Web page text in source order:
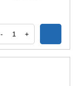
- +